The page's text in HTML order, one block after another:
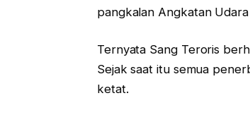
pangkalan Angkatan Udara
Ternyata Sang Teroris
Sejak saat itu semua
ketat.